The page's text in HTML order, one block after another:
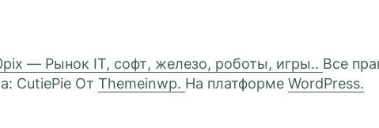
— Рынок IT, софт, железо, роботы, игры.. Все
CutiePie От Themeinwp. На платформе WordPress.